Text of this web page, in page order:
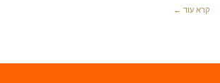
קרא עוד ←